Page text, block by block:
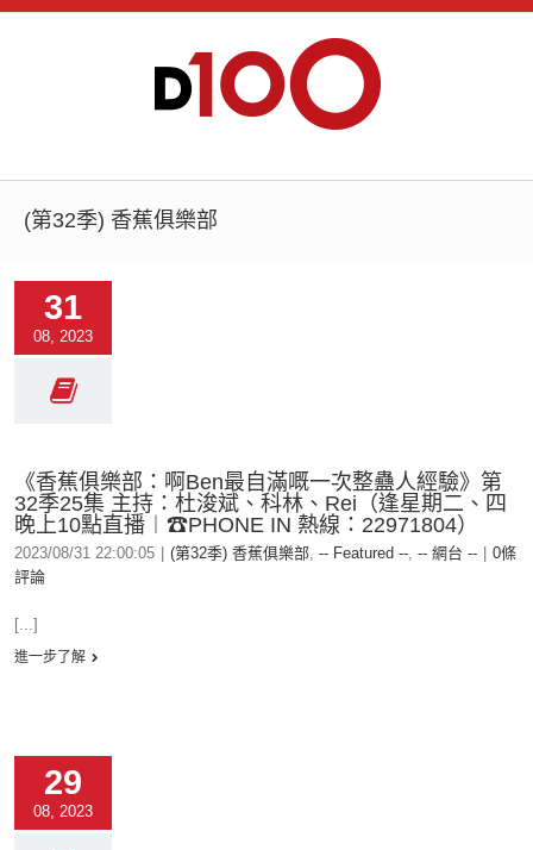
(第32季) 香蕉俱樂部
31
08, 2023
《香蕉俱樂部：啊Ben最自滿嘅一次整蠱人經驗》第
32季25集 主持：杜浚斌、科林、Rei（逢星期二、四
晚上10點直播︱☎PHONE IN 熱線：22971804）
2023/08/31 22:00:05 (第32季) 香蕉俱樂部, -- Featured --, -- 網台 --
0條
評論
[...]
進一步了解
29
08, 2023